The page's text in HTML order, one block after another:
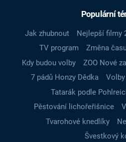
Populární
Jak zhubnout Nejlepší filmy
TV program
Změna
Kdy budou volby
ZOO Nové
7 pádů Honzy Dědka
Tatarák podle
Pěstování lichořeřišnice
Tvarohové knedlíky
Švestkový